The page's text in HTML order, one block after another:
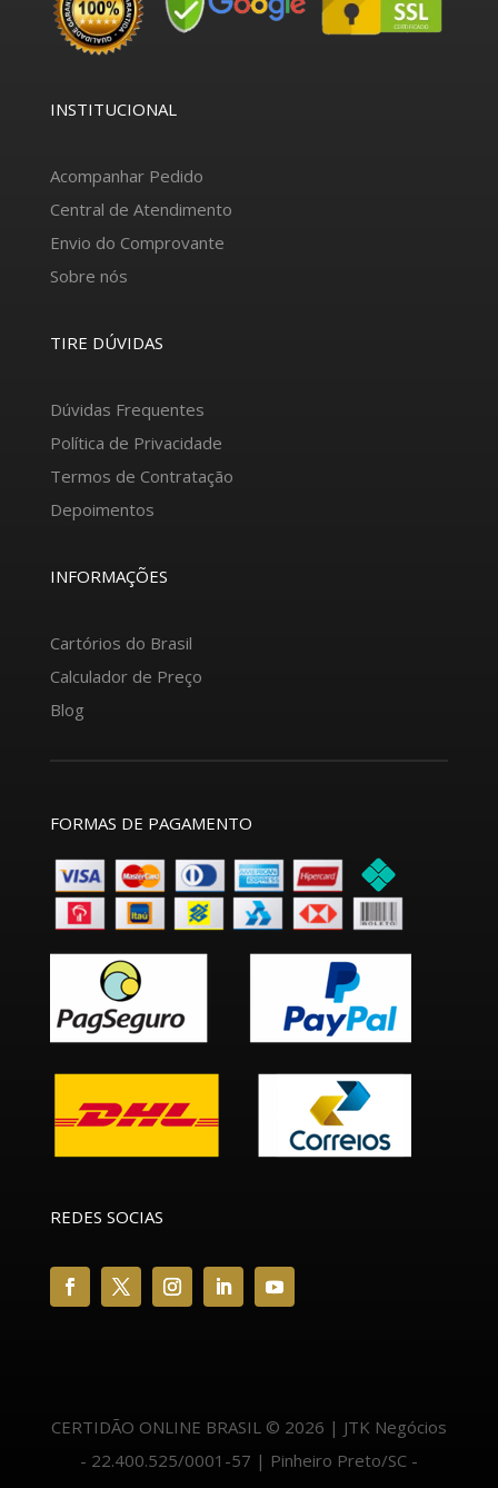
INSTITUCIONAL
Acompanhar Pedido
Central de Atendimento
Envio do Comprovante
Sobre nós
TIRE DÚVIDAS
Dúvidas Frequentes
Política de Privacidade
Termos de Contratação
Depoimentos
INFORMAÇÕES
Cartórios do Brasil
Calculador de Preço
Blog
FORMAS DE PAGAMENTO
REDES SOCIAS
CERTIDÃO ONLINE BRASIL © 2026 | JTK Negócios
- 22.400.525/0001-57 | Pinheiro Preto/SC -